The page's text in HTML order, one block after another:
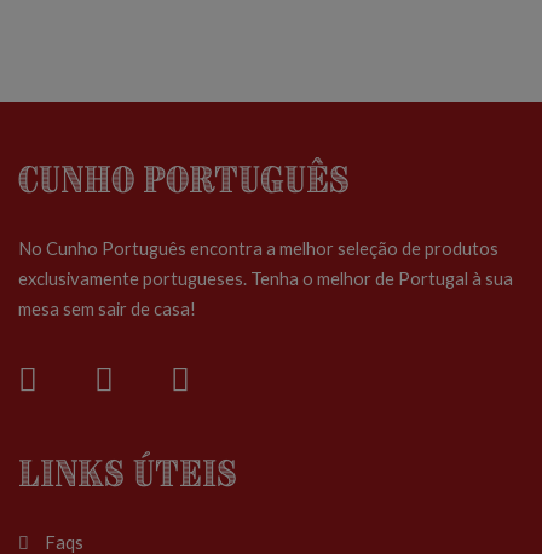
Cunho Português
No Cunho Português encontra a melhor seleção de produtos
exclusivamente portugueses. Tenha o melhor de Portugal à sua
mesa sem sair de casa!
Links Úteis
Faqs